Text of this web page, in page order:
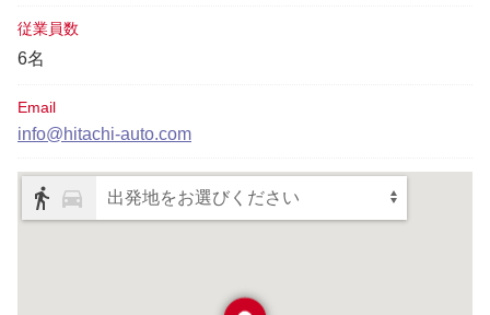
従業員数
6名
Email
info@hitachi-auto.com
出発地をお選びください